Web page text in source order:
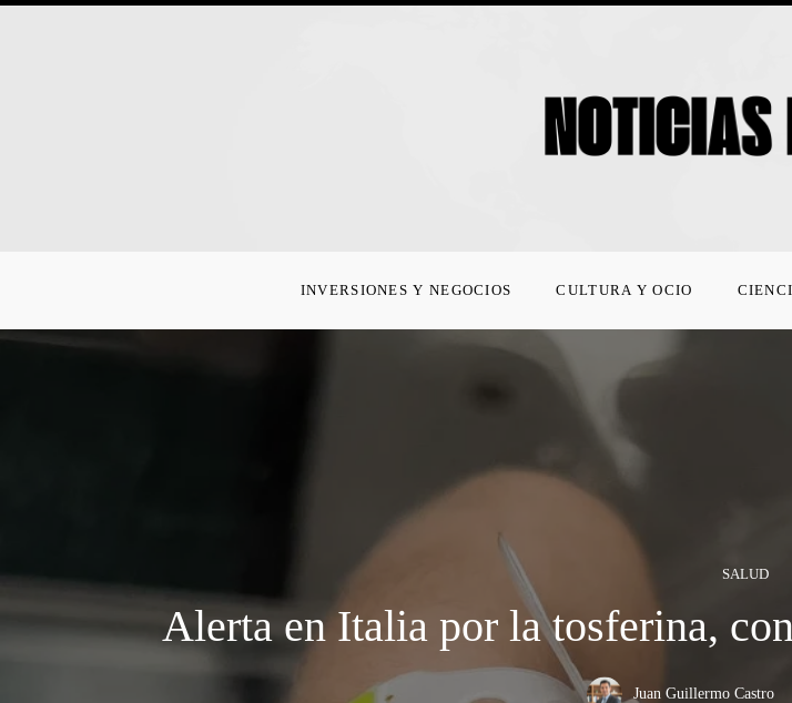
INVERSIONES Y NEGOCIOS CULTURA Y OCIO
SALUD
Alerta en Italia por la tosferina,
Juan Guillermo Castro